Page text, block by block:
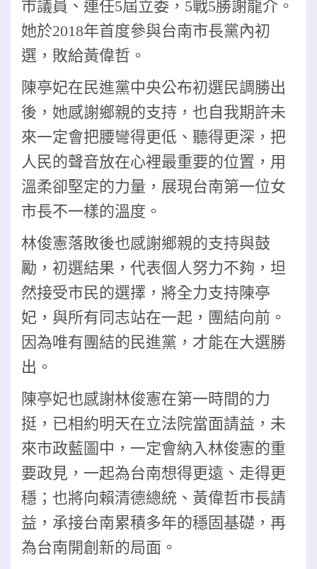
市議員、連任5屆立委，5戰5勝謝龍介 。
她於2018年首度參與台南市長黨內初
選，敗給黃偉哲。
陳亭妃在民進黨中央公布初選民調勝出
後，她感謝鄉親的支持，也自我期許未
來一定會把腰彎得更低、聽得更深，把
人民的聲音放在心裡最重要的位置，用
溫柔卻堅定的力量，展現台南第一位女
市長不一樣的溫度。
林俊憲落敗後也感謝鄉親的支持與鼓
勵，初選結果，代表個人努力不夠，坦
然接受市民的選擇，將全力支持陳亭
妃，與所有同志站在一起，團結向前。
因為唯有團結的民進黨，才能在大選勝
出。
陳亭妃也感謝林俊憲在第一時間的力
挺，已相約明天在立法院當面請益，未
來市政藍圖中，一定會納入林俊憲的重
要政見，一起為台南想得更遠、走得更
穩；也將向賴清德總統、黃偉哲市長請
益，承接台南累積多年的穩固基礎，再
為台南開創新的局面。